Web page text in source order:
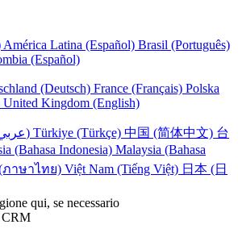
América Latina (Español) Brasil (Português)
(Español)
(Deutsch) France (Français) Polska
United Kingdom (English)
UAE (عربي) Türkiye (Türkçe) 中国 (简体中文) 台
(Bahasa Indonesia) Malaysia (Bahasa
ภาษาไทย) Việt Nam (Tiếng Việt) 日本 (日
qui, se necessario
CRM